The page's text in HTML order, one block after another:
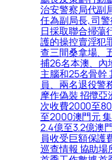
治安警察局代副
任為副局長, 司
日採取聯合掃蕩
護的操控賣淫犯
查三間桑拿場、
捕26名本澳、內
主腦和25名骨幹
員、兩名退役警
摩作偽裝 招攬
次收費2000至
至2000澳門元
2.4億至3.2億澳
員收受巨額保護
巡查情報 協助場